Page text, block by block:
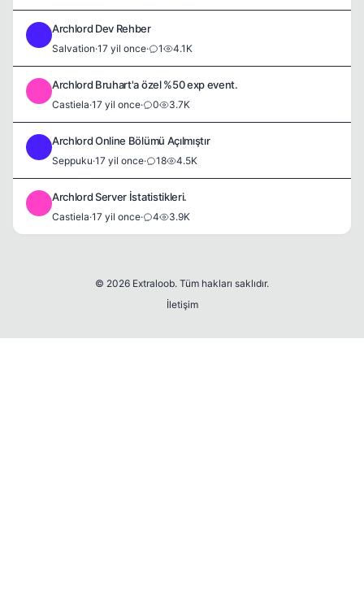
Archlord Dev Rehber
Salvation·17 yil once· 1 4.1K
Archlord Bruhart'a özel %50 exp event.
Castiela·17 yil once· 0 3.7K
Archlord Online Bölümü Açılmıştır
Seppuku·17 yil once· 18 4.5K
Archlord Server İstatistikleri.
Castiela·17 yil once· 4 3.9K
© 2026 Extraloob. Tüm hakları saklıdır.
İletişim